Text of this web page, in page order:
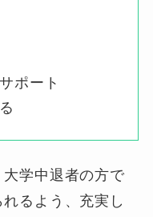
ポート
学中退者の方で
るよう、充実し